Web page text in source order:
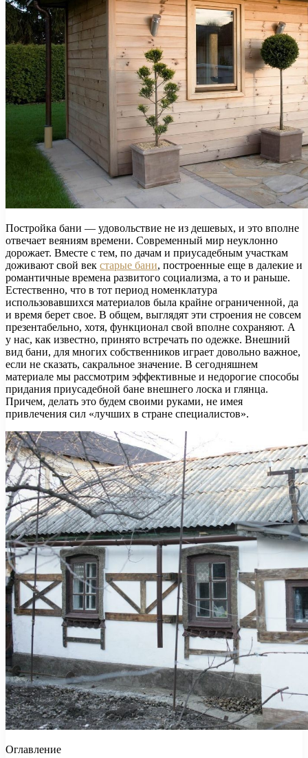
Постройка бани — удовольствие не из дешевых, и это вполне
отвечает веяниям времени. Современный мир неуклонно
дорожает. Вместе с тем, по дачам и приусадебным участкам
доживают свой век старые бани, построенные еще в далекие и
романтичные времена развитого социализма, а то и раньше.
Естественно, что в тот период номенклатура
использовавшихся материалов была крайне ограниченной, да
и время берет свое. В общем, выглядят эти строения не совсем
презентабельно, хотя, функционал свой вполне сохраняют. А
у нас, как известно, принято встречать по одежке. Внешний
вид бани, для многих собственников играет довольно важное,
если не сказать, сакральное значение. В сегодняшнем
материале мы рассмотрим эффективные и недорогие способы
придания приусадебной бане внешнего лоска и глянца.
Причем, делать это будем своими руками, не имея
привлечения сил «лучших в стране специалистов».
Оглавление